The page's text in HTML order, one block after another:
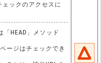
ェックのアクセスに
HEAD」メソッド
ージはチェックでき